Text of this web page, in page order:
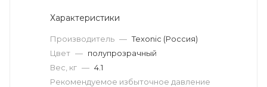
Характеристики
Производитель — Texonic (Россия)
Цвет — полупрозрачный
Вес, кг — 4.1
Рекомендуемое избыточное давление